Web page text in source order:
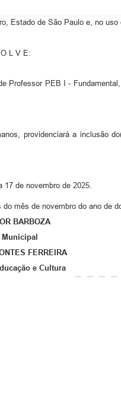
Estado de São Paulo e, no
L V E:
Professor PEB I -
providenciará a inclusão
17 de novembro de 2025.
mês de novembro do ano de
BARBOZA
FERREIRA
e Cultura